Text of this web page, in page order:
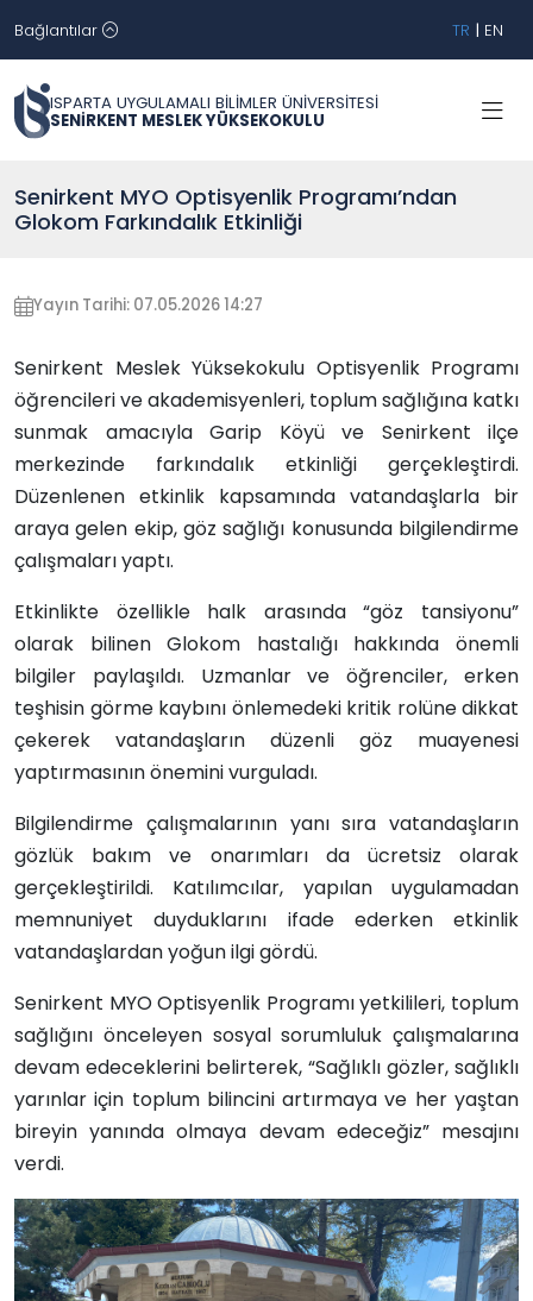
Bağlantılar TR | EN
ISPARTA UYGULAMALI BİLİMLER ÜNİVERSİTESİ
SENİRKENT MESLEK YÜKSEKOKULU
Senirkent MYO Optisyenlik Programı’ndan
Glokom Farkındalık Etkinliği
Yayın Tarihi: 07.05.2026 14:27
Senirkent Meslek Yüksekokulu Optisyenlik Programı
öğrencileri ve akademisyenleri, toplum sağlığına katkı
sunmak amacıyla Garip Köyü ve Senirkent ilçe
merkezinde farkındalık etkinliği gerçekleştirdi.
Düzenlenen etkinlik kapsamında vatandaşlarla bir
araya gelen ekip, göz sağlığı konusunda bilgilendirme
çalışmaları yaptı.
Etkinlikte özellikle halk arasında “göz tansiyonu”
olarak bilinenGlokom hastalığı hakkında önemli
bilgiler paylaşıldı. Uzmanlar ve öğrenciler, erken
teşhisin görme kaybını önlemedeki kritik rolüne dikkat
çekerek vatandaşların düzenli göz muayenesi
yaptırmasının önemini vurguladı.
Bilgilendirme çalışmalarının yanı sıra vatandaşların
gözlük bakım ve onarımları da ücretsiz olarak
gerçekleştirildi. Katılımcılar, yapılan uygulamadan
memnuniyet duyduklarını ifade ederken etkinlik
vatandaşlardan yoğun ilgi gördü.
Senirkent MYO Optisyenlik Programı yetkilileri, toplum
sağlığını önceleyen sosyal sorumluluk çalışmalarına
devam edeceklerini belirterek, “Sağlıklı gözler, sağlıklı
yarınlar için toplum bilincini artırmaya ve her yaştan
bireyin yanında olmaya devam edeceğiz” mesajını
verdi.